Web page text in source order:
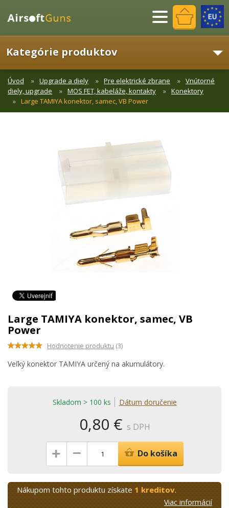
Menu
Kategórie produktov
Úvod Upgrade a diely Pre elektrické zbrane
Vnútorné
diely, upgrade
MOS FET, kabeláže, kontakty
Konektory
Large TAMIYA konektor, samec, VB Power
Large TAMIYA konektor, samec, VB
Power
Hodnotenie produktu (3)
Veľký konektor TAMIYA určený na akumulátory.
Skladom > 100 ks Dátum doručenie
0,80 € s DPH
+ – Do košíka
Nákupom tohto produktu získate 1 kreditov.
Viac informácií